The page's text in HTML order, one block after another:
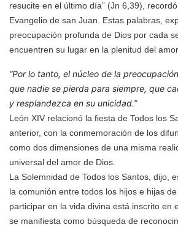
resucite en el último día” (Jn 6,39),
Evangelio de san Juan. Estas palabras,
preocupación profunda de Dios por cada
encuentren su lugar en la plenitud del
“Por lo tanto, el núcleo de la
que nadie se pierda para siempre, que
y resplandezca en su unicidad.”
León XIV relacionó la fiesta de Todos los
anterior, con la conmemoración de los
como dos dimensiones de una misma
universal del amor de Dios.
La Solemnidad de Todos los Santos, dijo,
la comunión entre todos los hijos e hijas
participar en la vida divina está inscrito en
se manifiesta como búsqueda de